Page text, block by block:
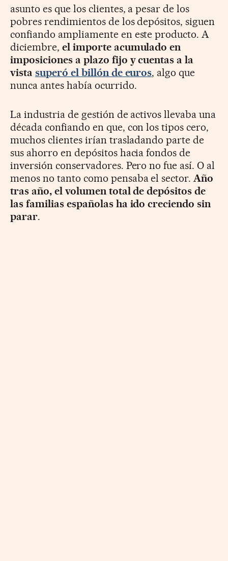
asunto es que los clientes, a pesar de los
pobres rendimientos de los depósitos, siguen
confiando ampliamente en este producto. A
diciembre, el importe acumulado en
imposiciones a plazo fijo y cuentas a la
vista superó el billón de euros, algo que
nunca antes había ocurrido.
La industria de gestión de activos llevaba una
década confiando en que, con los tipos cero,
muchos clientes irían trasladando parte de
sus ahorro en depósitos hacia fondos de
inversión conservadores. Pero no fue así. O al
menos no tanto como pensaba el sector. Año
tras año, el volumen total de depósitos de
las familias españolas ha ido creciendo sin
parar.